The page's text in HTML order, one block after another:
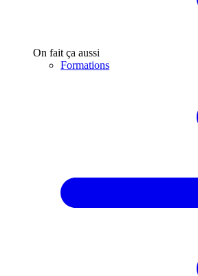
On fait ça aussi
Formations